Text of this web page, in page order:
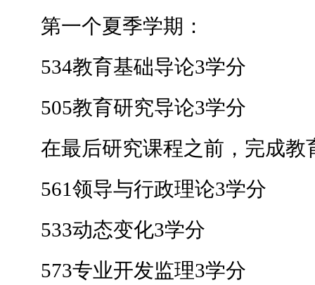
第一个夏季学期：
534教育基础导论3学分
505教育研究导论3学分
在最后研究课程之前，完成教
561领导与行政理论3学分
533动态变化3学分
573专业开发监理3学分